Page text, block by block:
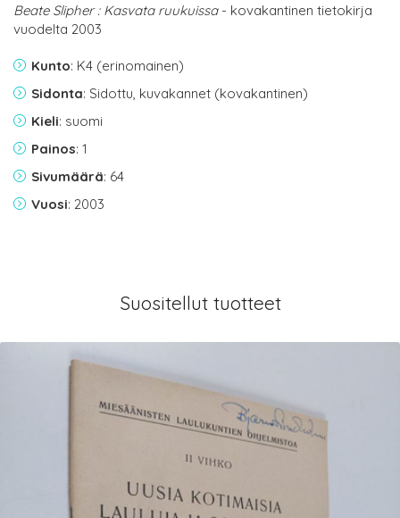
Beate Slipher : Kasvata ruukuissa- kovakantinen tietokirja
vuodelta 2003
Kunto: K4 (erinomainen)
Sidonta: Sidottu, kuvakannet (kovakantinen)
Kieli: suomi
Painos: 1
Sivumäärä: 64
Vuosi: 2003
Suositellut tuotteet